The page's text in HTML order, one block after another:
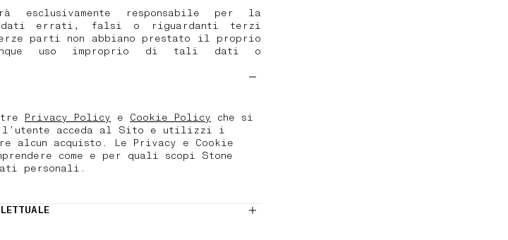
esclusivamente responsabile per la
dati errati, falsi o riguardanti terzi
parti non abbiano prestato il proprio
uso improprio di tali dati o
Privacy Policy e Cookie Policy che si
l’utente acceda al Sito e utilizzi i
acquisto. Le Privacy e Cookie
come e per quali scopi Stone
personali.